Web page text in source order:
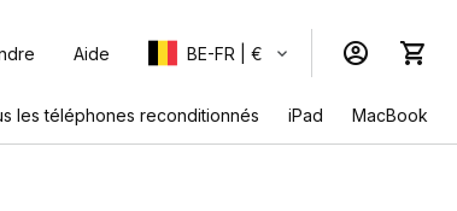
Aide BE-FR | €
les téléphones reconditionnés iPad MacBook